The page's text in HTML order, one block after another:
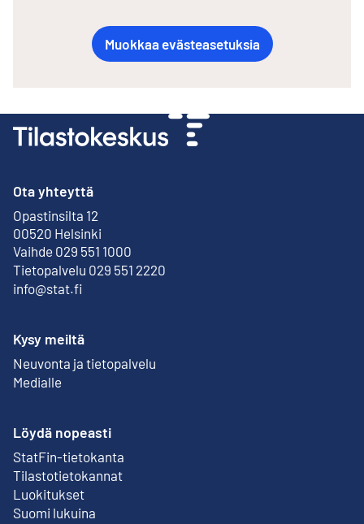
Muokkaa evästeasetuksia
Ota yhteyttä
Opastinsilta 12
00520 Helsinki
Ulkoinen linkki
Vaihde 029 551 1000
Tietopalvelu 029 551 2220
info@stat.fi
Kysy meiltä
Neuvonta ja tietopalvelu
Medialle
Löydä nopeasti
StatFin-tietokanta
Ulkoinen linkki
Tilastotietokannat
Luokitukset
Suomi lukuina